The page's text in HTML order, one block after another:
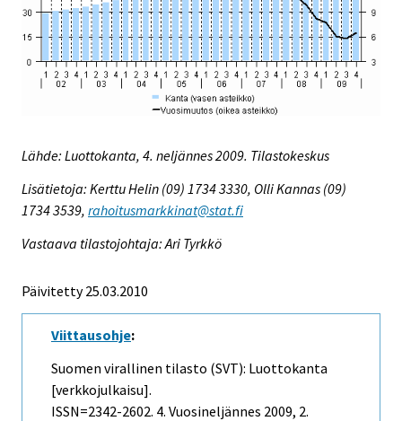
Lähde: Luottokanta, 4. neljännes 2009. Tilastokeskus
Lisätietoja: Kerttu Helin (09) 1734 3330, Olli Kannas (09)
1734 3539, rahoitusmarkkinat@stat.fi
Vastaava tilastojohtaja: Ari Tyrkkö
Päivitetty 25.03.2010
Viittausohje:
Suomen virallinen tilasto (SVT): Luottokanta
[verkkojulkaisu].
ISSN=2342-2602. 4. Vuosineljännes 2009, 2.